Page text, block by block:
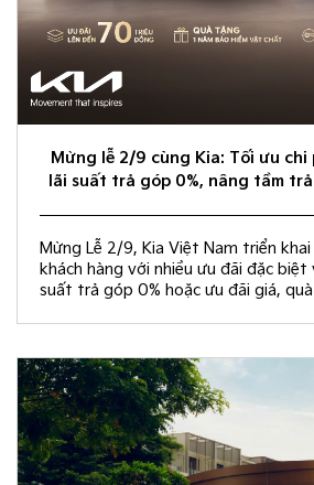
Mừng lễ 2/9 cùng Kia: Tối ưu chi
lãi suất trả góp 0%, nâng tầm
Mừng Lễ 2/9, Kia Việt Nam triển
khách hàng với nhiều ưu đãi đặc
suất trả góp 0% hoặc ưu đãi giá,